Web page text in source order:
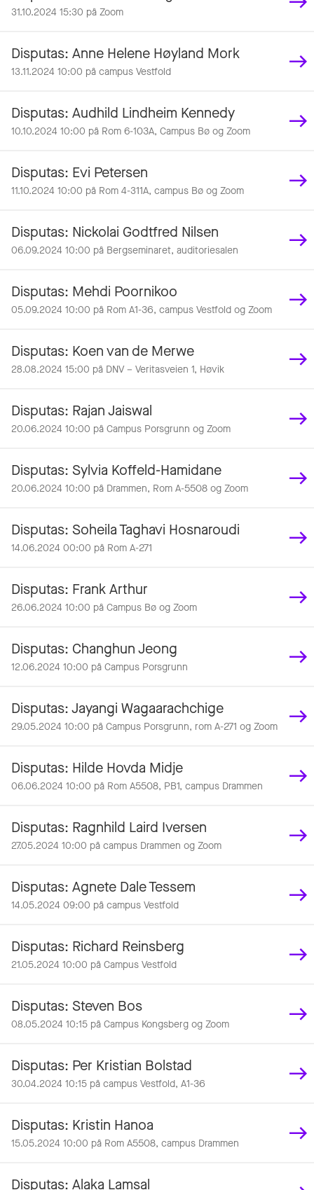
31.10.2024 15:30 på Zoom
Disputas: Anne Helene Høyland Mork
13.11.2024 10:00 på campus Vestfold
Disputas: Audhild Lindheim Kennedy
10.10.2024 10:00 på Rom 6-103A, Campus Bø og Zoom
Disputas: Evi Petersen
11.10.2024 10:00 på Rom 4-311A, campus Bø og Zoom
Disputas: Nickolai Godtfred Nilsen
06.09.2024 10:00 på Bergseminaret, auditoriesalen
Disputas: Mehdi Poornikoo
05.09.2024 10:00 på Rom A1-36, campus Vestfold og Zoom
Disputas: Koen van de Merwe
28.08.2024 15:00 på DNV – Veritasveien 1, Høvik
Disputas: Rajan Jaiswal
20.06.2024 10:00 på Campus Porsgrunn og Zoom
Disputas: Sylvia Koffeld-Hamidane
20.06.2024 10:00 på Drammen, Rom A-5508 og Zoom
Disputas: Soheila Taghavi Hosnaroudi
14.06.2024 00:00 på Rom A-271
Disputas: Frank Arthur
26.06.2024 10:00 på Campus Bø og Zoom
Disputas: Changhun Jeong
12.06.2024 10:00 på Campus Porsgrunn
Disputas: Jayangi Wagaarachchige
29.05.2024 10:00 på Campus Porsgrunn, rom A-271 og Zoom
Disputas: Hilde Hovda Midje
06.06.2024 10:00 på Rom A5508, PB1, campus Drammen
Disputas: Ragnhild Laird Iversen
27.05.2024 10:00 på campus Drammen og Zoom
Disputas: Agnete Dale Tessem
14.05.2024 09:00 på campus Vestfold
Disputas: Richard Reinsberg
21.05.2024 10:00 på Campus Vestfold
Disputas: Steven Bos
08.05.2024 10:15 på Campus Kongsberg og Zoom
Disputas: Per Kristian Bolstad
30.04.2024 10:15 på campus Vestfold, A1-36
Disputas: Kristin Hanoa
15.05.2024 10:00 på Rom A5508, campus Drammen
Disputas: Alaka Lamsal